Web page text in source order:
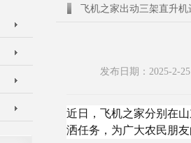
飞机之家出动三架直升
发布日期：2025-2-
近日，飞机之家分别在
洒任务，为广大农民朋